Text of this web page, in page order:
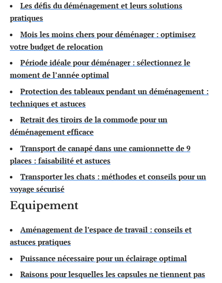
Les défis du déménagement et leurs solutions
pratiques
Mois les moins chers pour déménager : optimisez
votre budget de relocation
Période idéale pour déménager : sélectionnez le
moment de l’année optimal
Protection des tableaux pendant un déménagement :
techniques et astuces
Retrait des tiroirs de la commode pour un
déménagement efficace
Transport de canapé dans une camionnette de 9
places : faisabilité et astuces
Transporter les chats : méthodes et conseils pour un
voyage sécurisé
Equipement
Aménagement de l’espace de travail : conseils et
astuces pratiques
Puissance nécessaire pour un éclairage optimal
Raisons pour lesquelles les capsules ne tiennent pas